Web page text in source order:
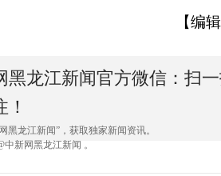
【编
黑龙江新闻官方微信：扫
黑龙江新闻”，获取独家新闻资讯。
新网黑龙江新闻 。